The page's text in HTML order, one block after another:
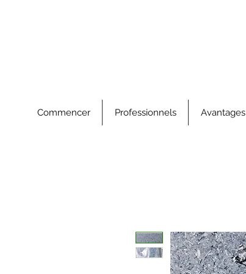
Commencer Professionnels Avantages